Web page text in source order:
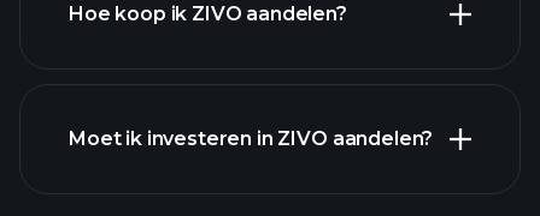
Hoe koop ik ZIVO aandelen?
Moet ik investeren in ZIVO aandelen?